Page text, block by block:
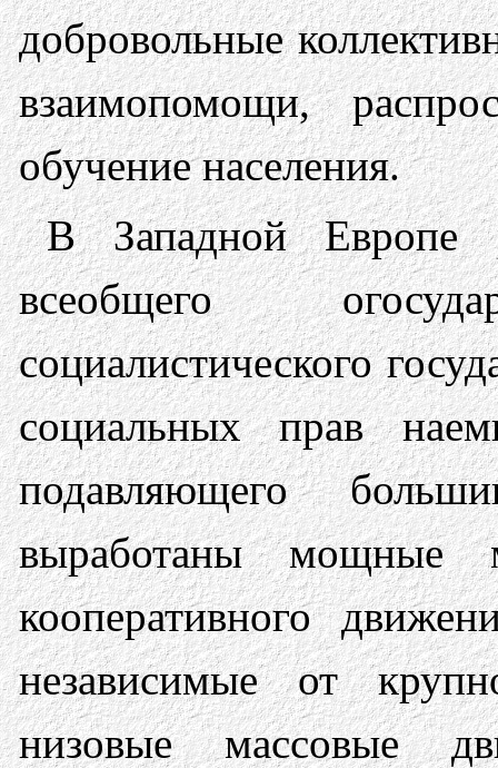
добровольные
взаимопомощи,
обучение населения.
В Западной Европе
всеобщего
социалистического
социальных прав
подавляющего
выработаны мощные
кооперативного
независимые от
низовые массовые